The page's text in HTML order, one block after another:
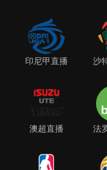
印尼甲直播 沙
澳超直播 法